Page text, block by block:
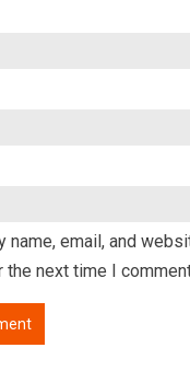
name, email, and
next time I